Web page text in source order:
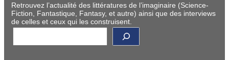
Retrouvez l’actualité des littératures de l’imaginaire (Science-
Fiction, Fantastique, Fantasy, et autre) ainsi que des interviews
de celles et ceux qui les construisent.
R
c